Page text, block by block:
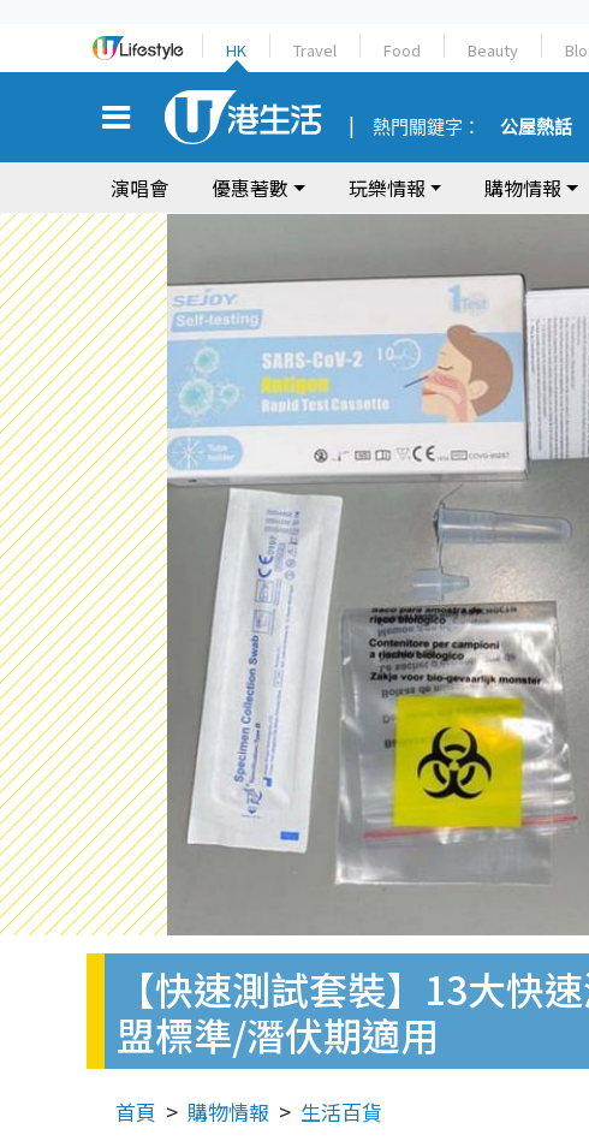
HK Travel Food Beauty
熱門關鍵字： 公屋熱話
演唱會 優惠著數 玩樂情報 購物情報
【快速測試套裝】13大快
盟標準/潛伏期適用
首頁 購物情報 生活百貨